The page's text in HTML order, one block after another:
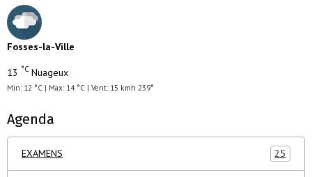
Fosses-la-Ville
13 °C Nuageux
Min: 12 °C | Max: 14 °C | Vent: 15 kmh 239°
Agenda
EXAMENS 25